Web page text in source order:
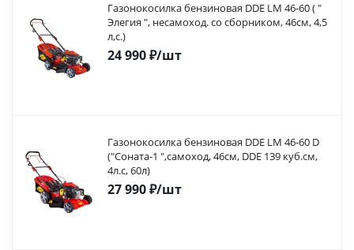
Газонокосилка бензиновая DDE LM 46-60 ( "
Элегия ", несамоход. со сборником, 46см, 4,5
л,с.)
24 990₽/шт
Газонокосилка бензиновая DDE LM 46-60 D
("Соната-1 ",самоход, 46cм, DDE 139 куб.см,
4л.с, 60л)
27 990₽/шт